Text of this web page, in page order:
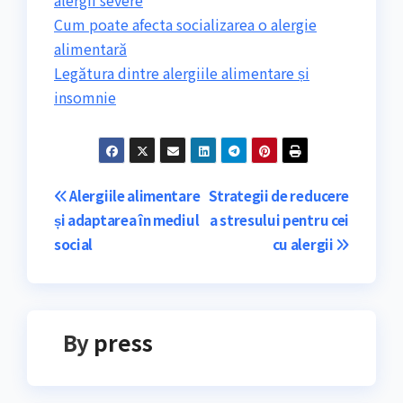
Cum poate afecta socializarea o alergie
alimentară
Legătura dintre alergiile alimentare și
insomnie
Navigare
în
Strategii de reducere
a stresului pentru cei
cu alergii
Alergiile alimentare
și adaptarea în mediul
social
By press